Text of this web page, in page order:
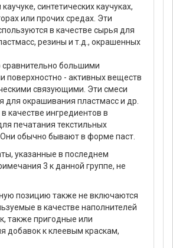
синтетических каучуках,
или прочих средах. Эти
в качестве сырья для
резины и т.д., окрашенных
сравнительно большими
поверхностно - активных веществ
связующими. Эти смеси
для окрашивания пластмасс и др.
качестве ингредиентов в
печатания текстильных
обычно бывают в форме паст.
указанные в последнем
3 к данной группе, не
позицию также не включаются
в качестве наполнителей
также пригодные или
добавок к клеевым краскам,